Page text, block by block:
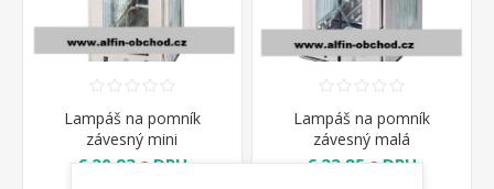
Lampáš na pomník
závesný mini
€ 20,93 s DPH
Lampáš na pomník
závesný malá
€ 22,85 s DPH